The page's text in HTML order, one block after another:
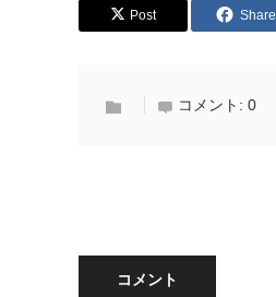
Post Share
コメント: 0
コメント